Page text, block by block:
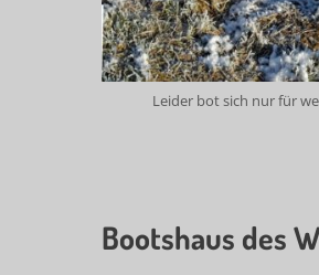
Leider bot sich nur für
Bootshaus des